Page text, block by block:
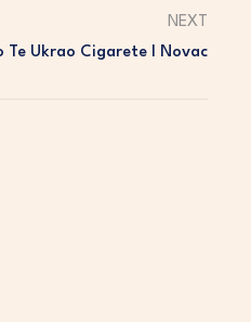
NEXT
Te Ukrao Cigarete I Novac